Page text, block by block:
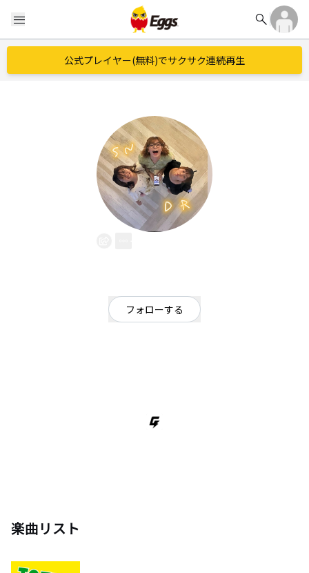
menu search
公式プレイヤー(無料)でサクサク連続再生
フォローする
楽曲リスト